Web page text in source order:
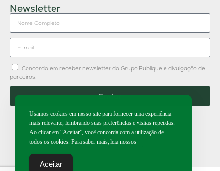
Newsletter
Concordo em receber newsletter do Grupo Publique e divulgação de
parceiros.
Enviar
2026 | Todos os direitos reservados.
Usamos cookies em nosso site para fornecer uma experiência
mais relevante, lembrando suas preferências e visitas repetidas.
Ao clicar em “Aceitar”, você concorda com a utilização de
todos os cookies. Para saber mais, leia nossos
Aceitar